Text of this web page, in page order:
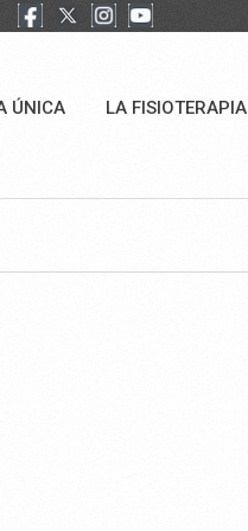
ÚNICA LA FISIOTERAPIA